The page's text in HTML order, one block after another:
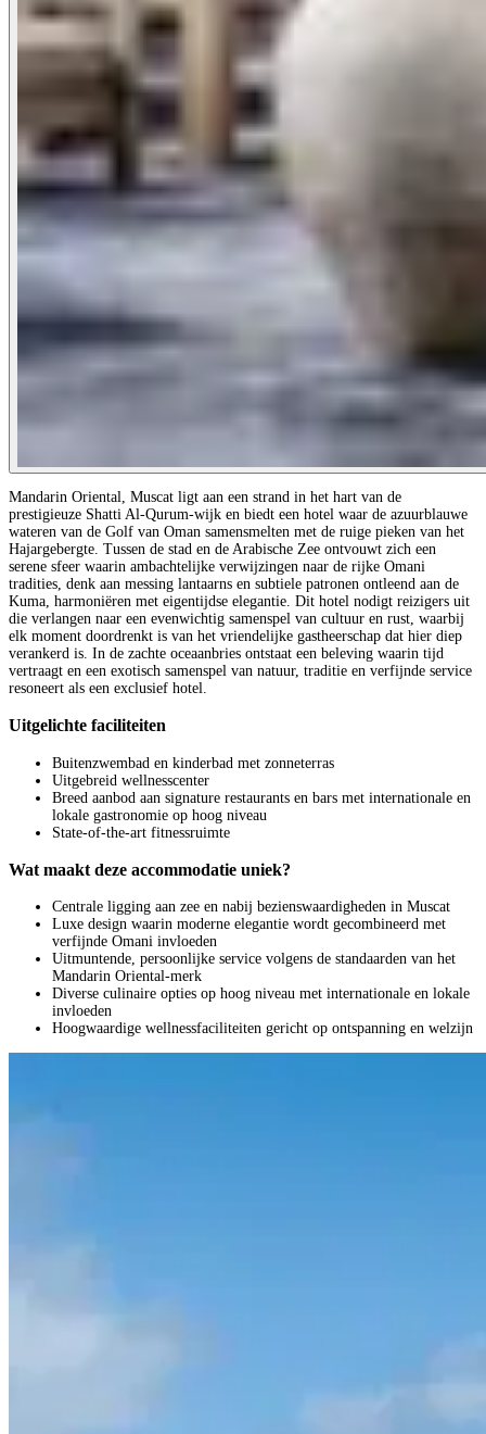
Mandarin Oriental, Muscat ligt aan een strand in het hart van de
prestigieuze Shatti Al-Qurum-wijk en biedt een hotel waar de azuurblauwe
wateren van de Golf van Oman samensmelten met de ruige pieken van het
Hajargebergte. Tussen de stad en de Arabische Zee ontvouwt zich een
serene sfeer waarin ambachtelijke verwijzingen naar de rijke Omani
tradities, denk aan messing lantaarns en subtiele patronen ontleend aan de
Kuma, harmoniëren met eigentijdse elegantie. Dit hotel nodigt reizigers uit
die verlangen naar een evenwichtig samenspel van cultuur en rust, waarbij
elk moment doordrenkt is van het vriendelijke gastheerschap dat hier diep
verankerd is. In de zachte oceaanbries ontstaat een beleving waarin tijd
vertraagt en een exotisch samenspel van natuur, traditie en verfijnde service
resoneert als een exclusief hotel.
Uitgelichte faciliteiten
Buitenzwembad en kinderbad met zonneterras
Uitgebreid wellnesscenter
Breed aanbod aan signature restaurants en bars met internationale en
lokale gastronomie op hoog niveau
State-of-the-art fitnessruimte
Wat maakt deze accommodatie uniek?
Centrale ligging aan zee en nabij bezienswaardigheden in Muscat
Luxe design waarin moderne elegantie wordt gecombineerd met
verfijnde Omani invloeden
Uitmuntende, persoonlijke service volgens de standaarden van het
Mandarin Oriental-merk
Diverse culinaire opties op hoog niveau met internationale en lokale
invloeden
Hoogwaardige wellnessfaciliteiten gericht op ontspanning en welzijn